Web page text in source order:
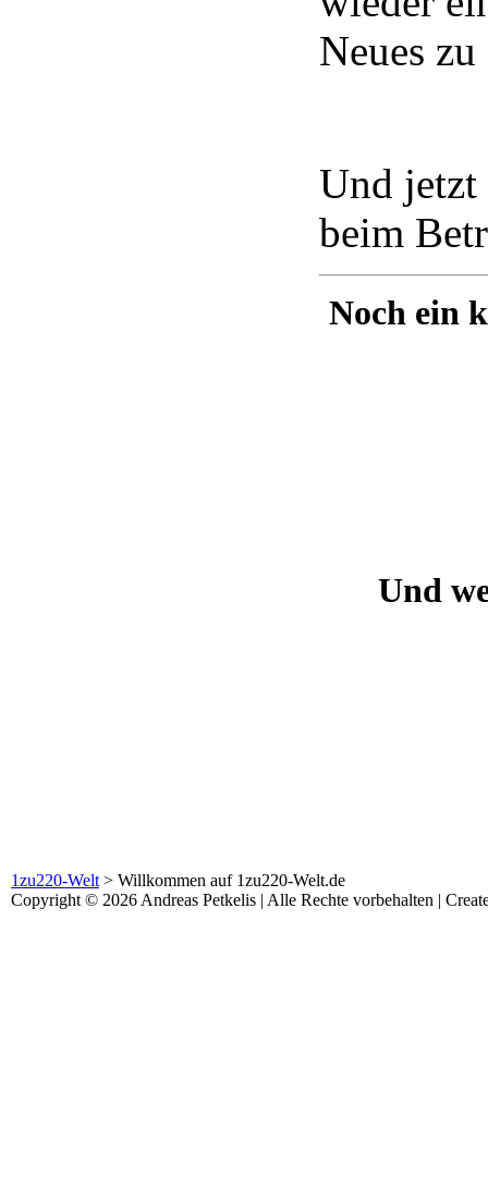
Neues
Und jetzt
beim
Noch ein
Und
1zu220-Welt > Willkommen auf 1zu220-Welt.de
Copyright © 2026 Andreas Petkelis | Alle Rechte vorbehalten |